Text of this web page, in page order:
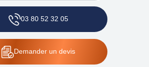
03 80 52 32 05
Demanderun devis